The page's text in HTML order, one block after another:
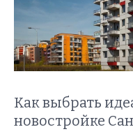
Как выбрать
новостройке